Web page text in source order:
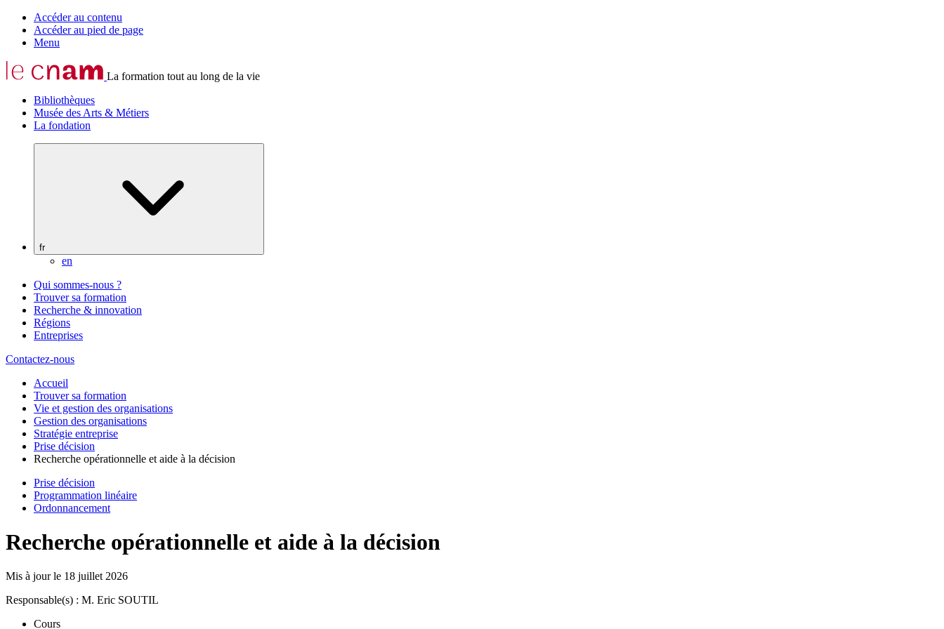
Accéder au contenu
Accéder au pied de page
Menu
La formation tout au long de la vie
Bibliothèques
Musée des Arts & Métiers
La fondation
fr
en
Qui sommes-nous ?
Trouver sa formation
Recherche & innovation
Régions
Entreprises
Contactez-nous
Accueil
Trouver sa formation
Vie et gestion des organisations
Gestion des organisations
Stratégie entreprise
Prise décision
Recherche opérationnelle et aide à la décision
Prise décision
Programmation linéaire
Ordonnancement
Recherche opérationnelle et aide à la décision
Mis à jour le 18 juillet 2026
Responsable(s) : M. Eric SOUTIL
Cours